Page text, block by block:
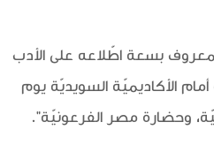
بسعة اطّلاعه على الأدب
الأكاديميّة السويديّة يوم
وحضارة مصر الفرعونيّة".